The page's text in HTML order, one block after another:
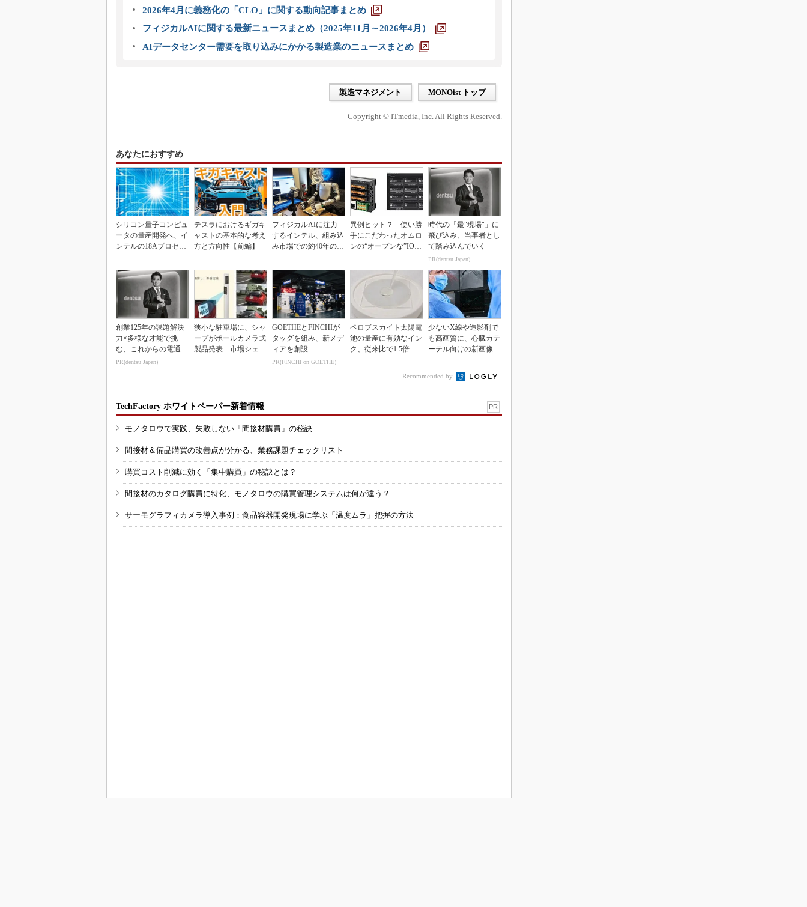
2026年4月に義務化の「CLO」に関する動向記事まとめ
フィジカルAIに関する最新ニュースまとめ（2025年11月～2026年4月）
AIデータセンター需要を取り込みにかかる製造業のニュースまとめ
製造マネジメント MONOist トップ
Copyright © ITmedia, Inc. All Rights Reserved.
あなたにおすすめ
シリコン量子コンピュ
ータの量産開発へ、イ
ンテルの18Aプロセス
テスラにおけるギガキ
ャストの基本的な考え
方と方向性【前編】
フィジカルAIに注力
するインテル、組み込
み市場での約40年の実
異例ヒット？ 使い勝
手にこだわったオムロ
ンの“オープンな”IO-L
時代の「最"現場"」に
飛び込み、当事者とし
て踏み込んでいく
PR(dentsu Japan)
創業125年の課題解決
力×多様な才能で挑
む、これからの電通
PR(dentsu Japan)
狭小な駐車場に、シャ
ープがポールカメラ式
製品発表 市場シェア
GOETHEとFINCHIが
タッグを組み、新メデ
ィアを創設
PR(FINCHI on GOETHE)
ペロブスカイト太陽電
池の量産に有効なイン
ク、従来比で1.5倍の
少ないX線や造影剤で
も高画質に、心臓カテ
ーテル向けの新画像技
Recommended by
TechFactory ホワイトペーパー新着情報 PR
モノタロウで実践、失敗しない「間接材購買」の秘訣
間接材＆備品購買の改善点が分かる、業務課題チェックリスト
購買コスト削減に効く「集中購買」の秘訣とは？
間接材のカタログ購買に特化、モノタロウの購買管理システムは何が違う？
サーモグラフィカメラ導入事例：食品容器開発現場に学ぶ「温度ムラ」把握の方法